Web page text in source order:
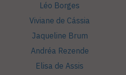
Léo Borges
Viviane de Cássia
Jaqueline Brum
Andréa Rezende
Elisa de Assis